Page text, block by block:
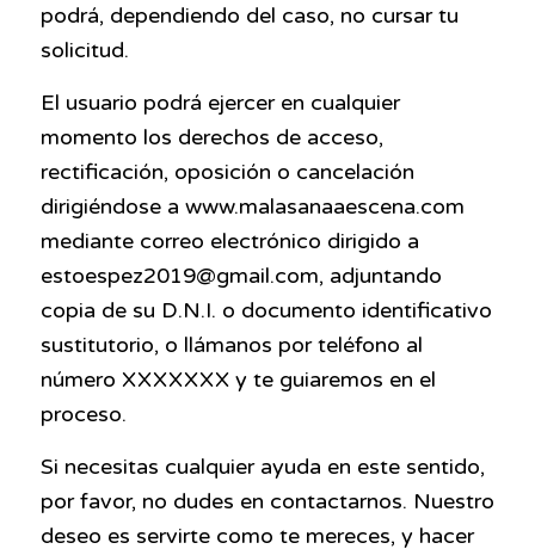
podrá, dependiendo del caso, no cursar tu
solicitud.
El usuario podrá ejercer en cualquier
momento los derechos de acceso,
rectificación, oposición o cancelación
dirigiéndose a www.malasanaaescena.com
mediante correo electrónico dirigido a
estoespez2019@gmail.com, adjuntando
copia de su D.N.I. o documento identificativo
sustitutorio, o llámanos por teléfono al
número XXXXXXX y te guiaremos en el
proceso.
Si necesitas cualquier ayuda en este sentido,
por favor, no dudes en contactarnos. Nuestro
deseo es servirte como te mereces, y hacer